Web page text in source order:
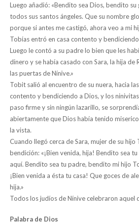
Luego añadió: «Bendito sea Dios, bendito
todos sus santos ángeles. Que su nombre
porque si antes me castigó, ahora veo a mi
Tobías entró en casa contento y
Luego le contó a su padre lo bien que les
dinero y se había casado con Sara, la hija de
las puertas de Nínive.»
Tobit salió al encuentro de su nuera, hacia
contento y bendiciendo a Dios, y los
paso firme y sin ningún lazarillo, se
abiertamente que Dios había tenido
la vista.
Cuando llegó cerca de Sara, mujer de su hijo
bendición: «¡Bien venida, hija! Bendito sea
aquí. Bendito sea tu padre, bendito mi hijo
¡Bien venida a ésta tu casa! Que goces de
hija.»
Todos los judíos de Nínive celebraron aquel
Palabra de Dios